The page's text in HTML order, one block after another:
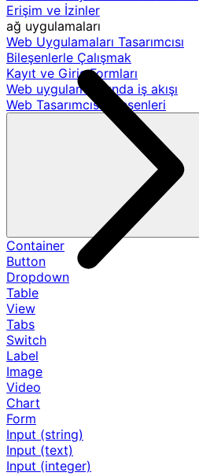
Erişim ve İzinler
ağ uygulamaları
Web Uygulamaları Tasarımcısı
Bileşenlerle Çalışmak
Kayıt ve Giriş Formları
Web uygulamalarında iş akışı
Web Tasarımcısı Bileşenleri
Container
Button
Dropdown
Table
View
Tabs
Switch
Label
Image
Video
Chart
Form
Input (string)
Input (text)
Input (integer)